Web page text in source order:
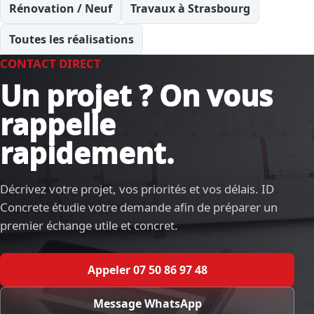
Rénovation / Neuf
Travaux à Strasbourg
Toutes les réalisations
CONTACT DIRECT
Un projet ? On vous
rappelle
rapidement.
Décrivez votre projet, vos priorités et vos délais. ID
Concrete étudie votre demande afin de préparer un
premier échange utile et concret.
Appeler 07 50 86 97 48
Message WhatsApp